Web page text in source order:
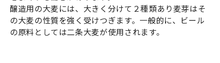
醸造用の大麦には、大きく分けて２種類あり麦芽はそ
の大麦の性質を強く受けつぎます。一般的に、ビール
の原料としては二条大麦が使用されます。